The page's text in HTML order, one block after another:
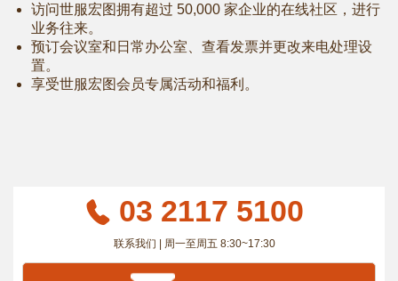
访问世服宏图拥有超过 50,000 家企业的在线社区，进行
业务往来。
预订会议室和日常办公室、查看发票并更改来电处理设
置。
享受世服宏图会员专属活动和福利。
03 2117 5100
联系我们 | 周一至周五 8:30~17:30